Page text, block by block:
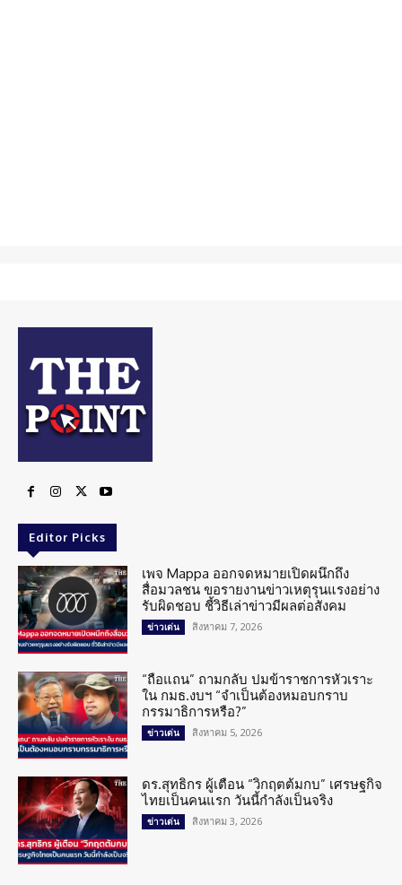
Editor Picks
เพจ Mappa ออกจดหมายเปิดผนึกถึง
สื่อมวลชน ขอรายงานข่าวเหตุรุนแรงอย่าง
รับผิดชอบ ชี้วิธีเล่าข่าวมีผลต่อสังคม
ข่าวเด่น สิงหาคม 7, 2026
“ถือแถน” ถามกลับ ปมข้าราชการหัวเราะ
ใน กมธ.งบฯ “จำเป็นต้องหมอบกราบ
กรรมาธิการหรือ?”
ข่าวเด่น สิงหาคม 5, 2026
ดร.สุทธิกร ผู้เตือน “วิกฤตต้มกบ” เศรษฐกิจ
ไทยเป็นคนแรก วันนี้กำลังเป็นจริง
ข่าวเด่น สิงหาคม 3, 2026